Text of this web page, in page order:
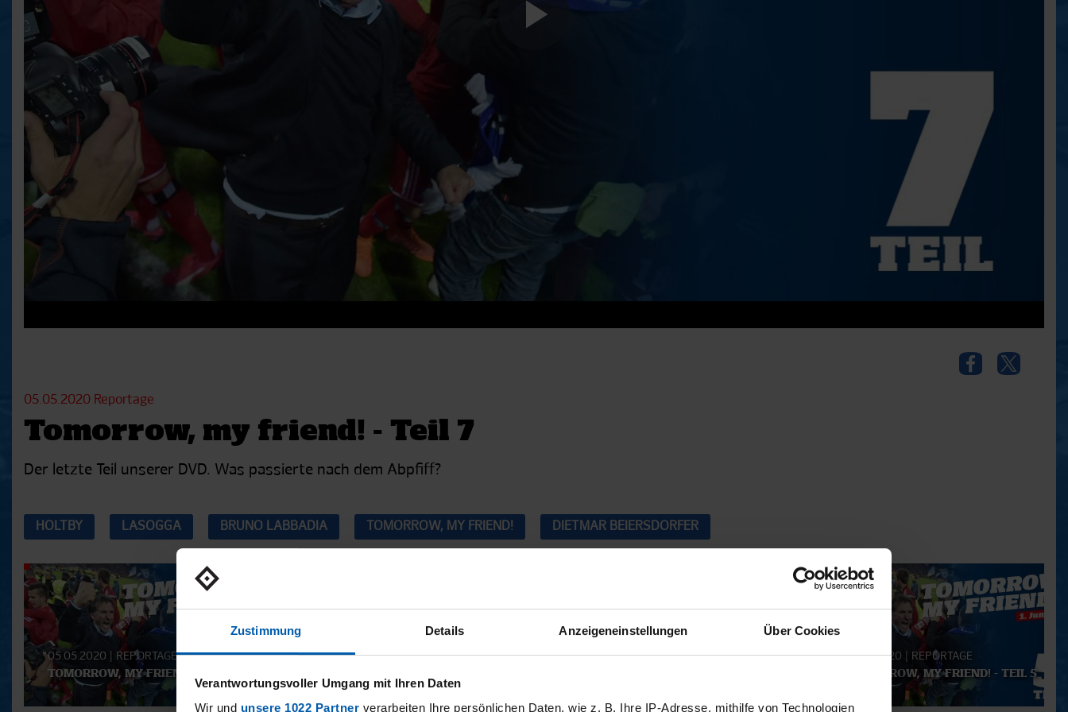
Zustimmung Details Anzeigeneinstellungen Über Cookies
Verantwortungsvoller Umgang mit Ihren Daten
Wir und unsere 1022 Partner verarbeiten Ihre persönlichen Daten, wie z. B. Ihre IP-Adresse, mithilfe von Technologien
05.05.2020 Reportage
Tomorrow, my friend! - Teil 7
Der letzte Teil unserer DVD. Was passierte nach dem Abpfiff?
HOLTBY LASOGGA BRUNO LABBADIA TOMORROW, MY FRIEND! DIETMAR BEIERSDORFER
Aktuelle
Playlist
05.05.2020
REPORTAGE
TOMORROW, MY FRIEND! - TEIL 7
28.04.2020|REPORTAGE
25.04.2020
REPORTAGE
CLASSIC HIGHLIGHT: DYNAMO
21.04.2020
REPORTAGE
TOMORROW, MY FRIEND! - TEIL 5